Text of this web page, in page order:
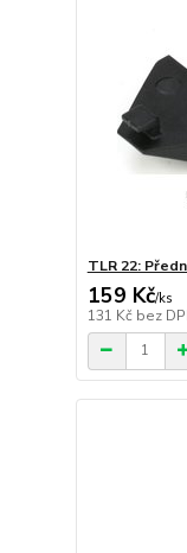
TLR 22:
159 Kč/ks
131 Kč bez